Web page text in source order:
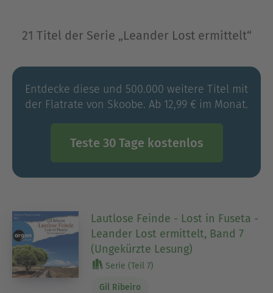
21 Titel der Serie „Leander Lost ermittelt“
Entdecke diese und 500.000 weitere Titel mit
der Flatrate von Skoobe. Ab 12,99 € im Monat.
Teste 30 Tage kostenlos
Lautlose Feinde - Lost in Fuseta -
Leander Lost ermittelt, Band 7
(Ungekürzte Lesung)
Serie (Teil 7)
Gil Ribeiro